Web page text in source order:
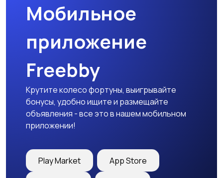
Трикотаж Спортивная одежда
Футболки и топы
одежда
Мобильное
приложение
Freebby
Крутите колесо фортуны, выигрывайте
бонусы, удобно ищите и размещайте
объявления - все это в нашем мобильном
приложении!
Play Market App Store